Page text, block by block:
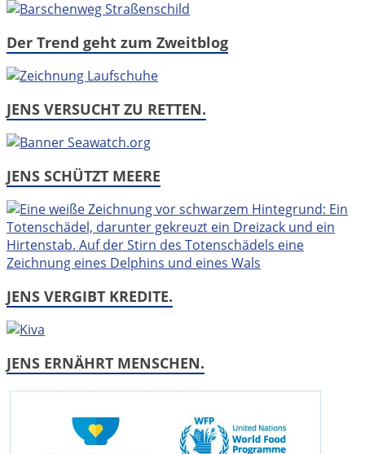
Der Trend geht zum Zweitblog
JENS VERSUCHT ZU RETTEN.
JENS SCHÜTZT MEERE
JENS VERGIBT KREDITE.
JENS ERNÄHRT MENSCHEN.